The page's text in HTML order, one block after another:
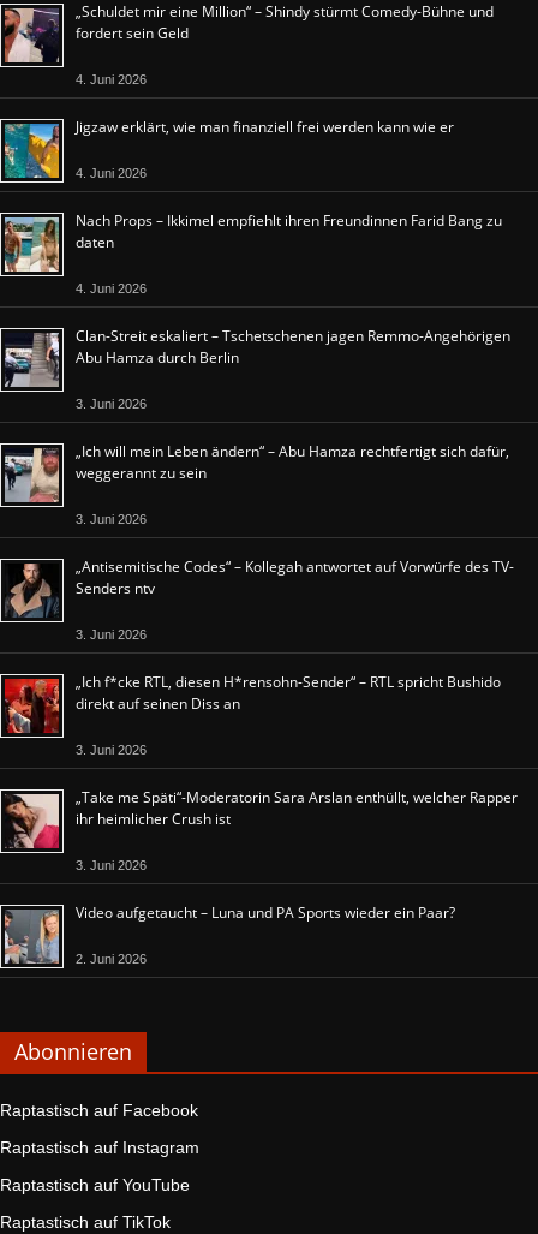
„Schuldet mir eine Million“ – Shindy stürmt Comedy-Bühne und
fordert sein Geld
4. Juni 2026
Jigzaw erklärt, wie man finanziell frei werden kann wie er
4. Juni 2026
Nach Props – Ikkimel empfiehlt ihren Freundinnen Farid Bang zu
daten
4. Juni 2026
Clan-Streit eskaliert – Tschetschenen jagen Remmo-Angehörigen
Abu Hamza durch Berlin
3. Juni 2026
„Ich will mein Leben ändern“ – Abu Hamza rechtfertigt sich dafür,
weggerannt zu sein
3. Juni 2026
„Antisemitische Codes“ – Kollegah antwortet auf Vorwürfe des TV-
Senders ntv
3. Juni 2026
„Ich f*cke RTL, diesen H*rensohn-Sender“ – RTL spricht Bushido
direkt auf seinen Diss an
3. Juni 2026
„Take me Späti“-Moderatorin Sara Arslan enthüllt, welcher Rapper
ihr heimlicher Crush ist
3. Juni 2026
Video aufgetaucht – Luna und PA Sports wieder ein Paar?
2. Juni 2026
Abonnieren
Raptastisch auf Facebook
Raptastisch auf Instagram
Raptastisch auf YouTube
Raptastisch auf TikTok